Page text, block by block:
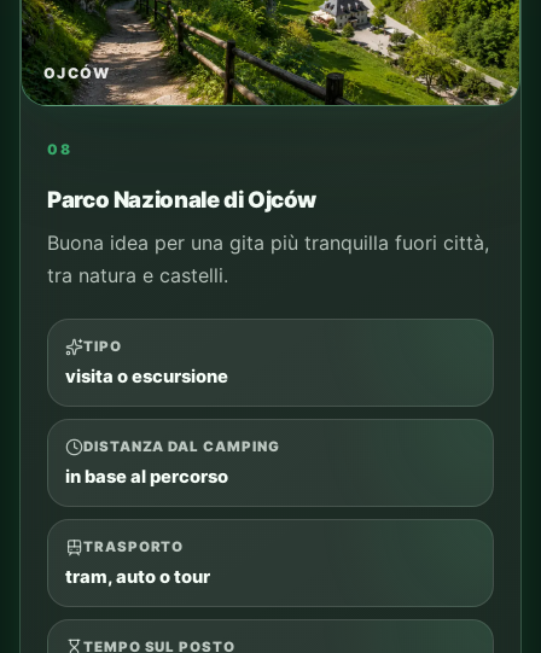
tram, auto o tour
TEMPO SUL POSTO
PER CHI
ospiti del camping e famiglie
punti principali del luogo
Aggiungi al piano
Controlla percorso
Vedi i tour
Chiedi a CAMPY